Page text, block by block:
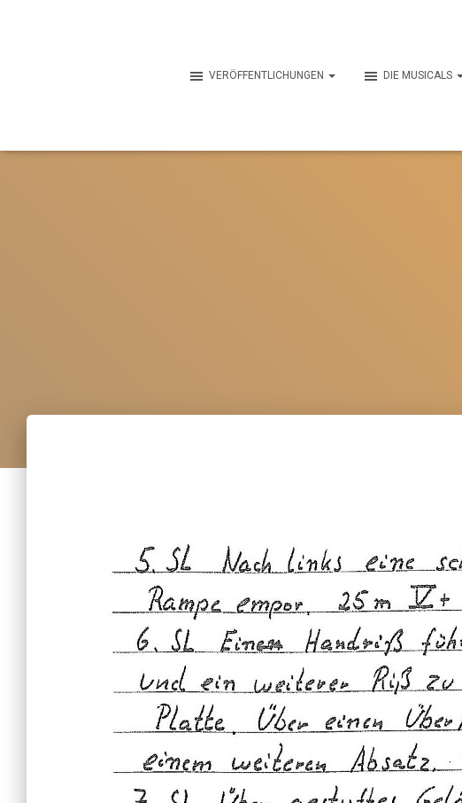
VERÖFFENTLICHUNGEN DIE MUSICALS